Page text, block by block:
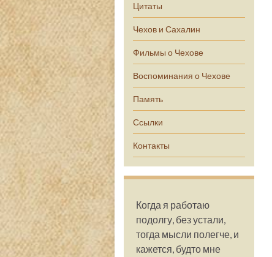
Цитаты
Чехов и Сахалин
Фильмы о Чехове
Воспоминания о Чехове
Память
Ссылки
Контакты
Когда я работаю
подолгу, без устали,
тогда мысли полегче, и
кажется, будто мне